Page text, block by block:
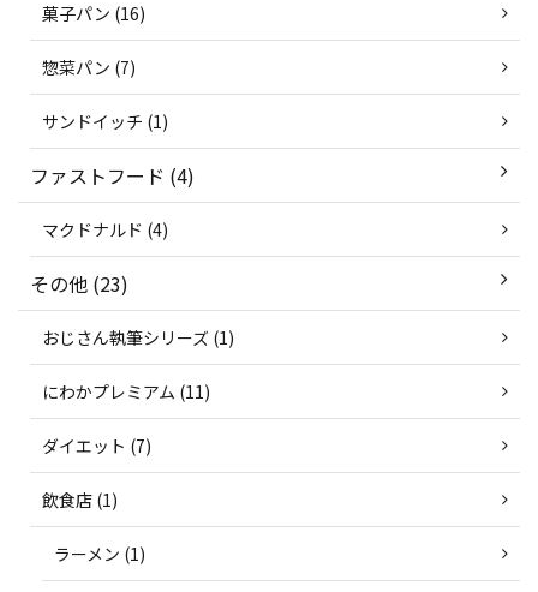
菓子パン (16)
惣菜パン (7)
サンドイッチ (1)
ファストフード (4)
マクドナルド (4)
その他 (23)
おじさん執筆シリーズ (1)
にわかプレミアム (11)
ダイエット (7)
飲食店 (1)
ラーメン (1)